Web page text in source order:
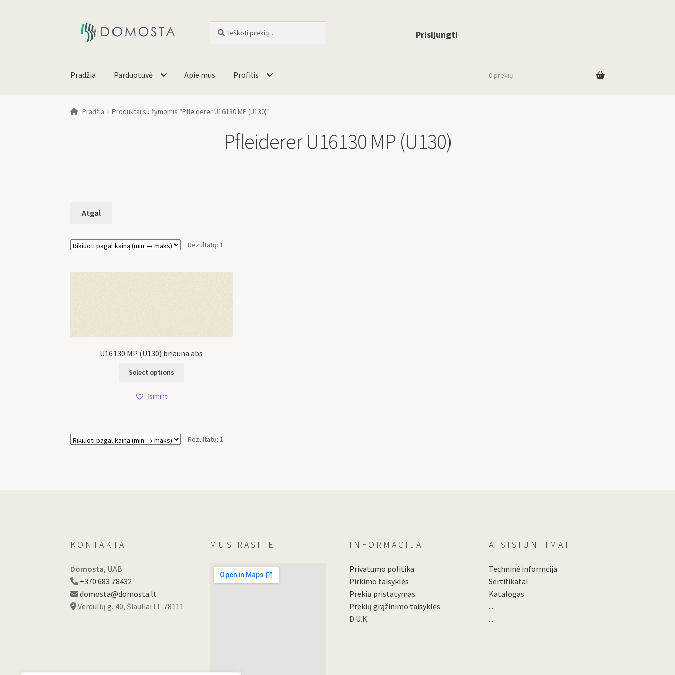
Prisijungti
Pradžia Parduotuvė Apie mus Profilis 0 prekių
Pradžia Produktai su žymomis “Pfleiderer U16130 MP (U130)”
Pfleiderer U16130 MP (U130)
Rezultatų: 1
U16130 MP (U130) briauna abs
Select options
Įsiminti
Rezultatų: 1
KONTAKTAI
Domosta, UAB
+370 683 78432
domosta@domosta.lt
Verdulių g. 40, Šiauliai LT-78111
MUS RASITE INFORMACIJA
Privatumo politika
Pirkimo taisyklės
Prekių pristatymas
Prekių grąžinimo taisyklės
D.U.K.
ATSISIUNTIMAI
Techninė informcija
Sertifikatai
Katalogas
....
....